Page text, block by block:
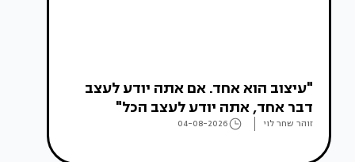
"עיצוב הוא אחד. אם אתה יודע לעצב
דבר אחד, אתה יודע לעצב הכל"
זוהר שחר לוי 04-08-2026